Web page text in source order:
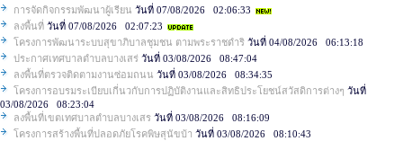
การจัดกิจกรรมพัฒนาผู้เรียน วันที่ 07/08/2026 02:06:33
ลงพื้นที่ วันที่ 07/08/2026 02:07:23
โครงการพัฒนาระบบสุขาภิบาลชุมชน ตามพระราชดำริ วันที่ 04/08/2026 06:13:18
ประกาศเทศบาลตำบลบางเสร่ วันที่ 03/08/2026 08:47:04
ลงพื้นที่ตรวจติดตามงานซ่อมถนน วันที่ 03/08/2026 08:34:35
โครงการอบรมระเบียบเกี่นวกับการปฏิบัติงานและสิทธิประโยชน์สวัสดิการต่างๆ วันที่
03/08/2026 08:23:04
ลงพื้นที่เขตเทศบาลตำบลบางเสร วันที่ 03/08/2026 08:16:09
โครงการสร้างพื้นที่ปลอดภัยโรคพิษสุนัขบ้า วันที่ 03/08/2026 08:10:43